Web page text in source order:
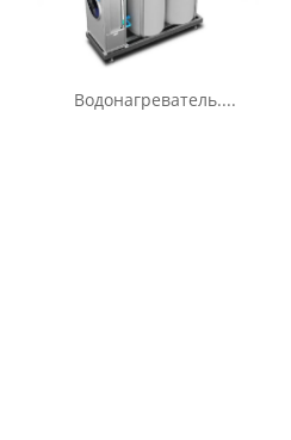
Водонагреватель....